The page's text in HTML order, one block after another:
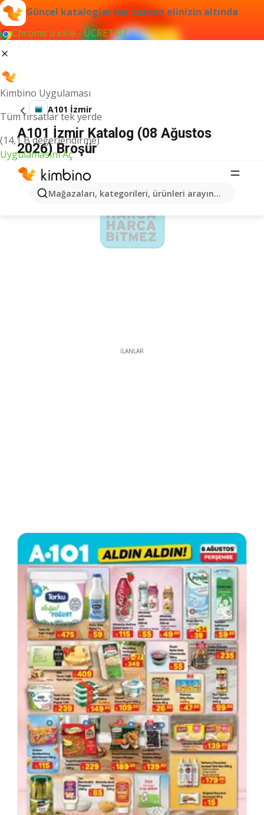
Güncel kataloglar her zaman elinizin altında
Chrome'a ekle - ÜCRETSİZ
Kimbino Uygulaması
Tüm fırsatlar tek yerde
(14,1 B değerlendirme)
Uygulamasını Aç
Mağazaları, kategorileri, ürünleri arayın...
A101 İzmir
A101 İzmir Katalog (08 Ağustos
2026) Broşür
İLANLAR